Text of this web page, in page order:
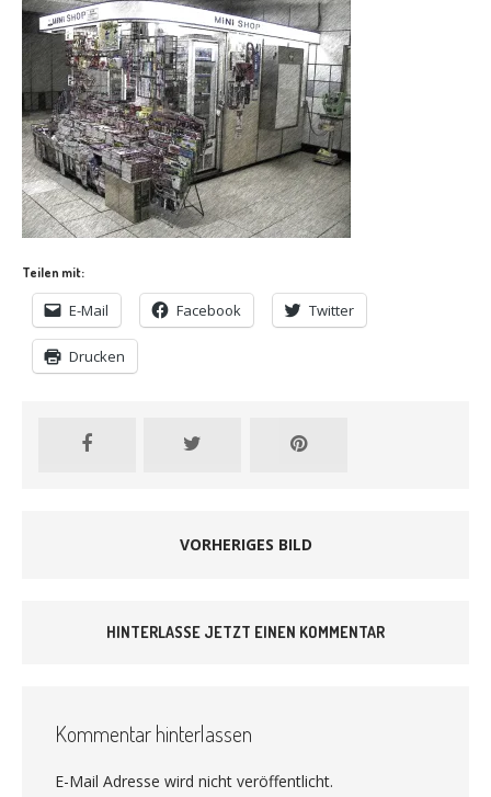
Teilen mit:
E-Mail Facebook Twitter
Drucken
VORHERIGES BILD
HINTERLASSE JETZT EINEN KOMMENTAR
Kommentar hinterlassen
E-Mail Adresse wird nicht veröffentlicht.